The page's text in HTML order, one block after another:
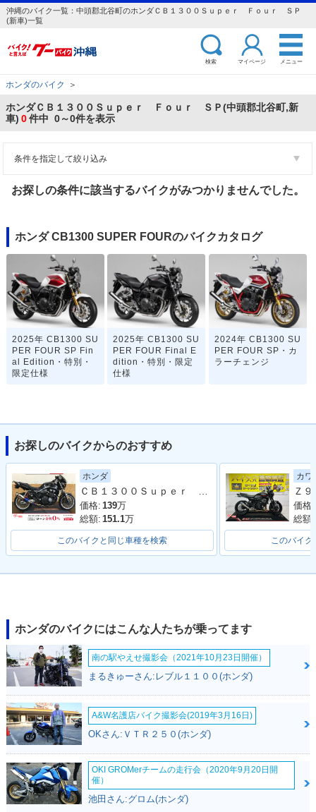
沖縄のバイク一覧：中頭郡北谷町のホンダＣＢ１３００Ｓｕｐｅｒ Ｆｏｕｒ ＳＰ
(新車)一覧
検索 マイページ メニュー
ホンダのバイク ＞
ホンダＣＢ１３００Ｓｕｐｅｒ Ｆｏｕｒ ＳＰ(中頭郡北谷町,新
車) 0件中 0～0件を表示
条件を指定して絞り込み
お探しの条件に該当するバイクがみつかりませんでした。
ホンダ CB1300 SUPER FOURのバイクカタログ
2025年 CB1300 SU
PER FOUR SP Fin
al Edition・特別・
限定仕様
2025年 CB1300 SU
PER FOUR Final E
dition・特別・限定
仕様
2024年 CB1300 SU
PER FOUR SP・カ
ラーチェンジ
2023年 CB1300 SU
PER FOUR・カラー
チェンジ
PER FOUR SP 30t
h Anniversary・特
別・限定仕様
2023年 CB1300 SU
PER FOUR SP・カ
ラーチェンジ
2021年 CB1300 SU
PER FOUR SP・マ
イナーチェンジ
2021年 CB1300 SU
PER FOUR・マイナ
2020年 CB1300 SU
PER FOUR SP・カ
2019年 CB1300 SU
PER FOUR SP・追
加
2019年 CB1300 SU
PER FOUR・カラー
チェンジ
2018年 CB1300 SU
PER FOUR・マイナ
ーチェンジ
お探しのバイクからのおすすめ
ホンダ
ＣＢ１３００Ｓｕｐｅｒ Ｆｏｕｒ ワイバーンフルエキＭＦ
価格: 139万
総額: 151.1万
このバイクと同じ車種を検索
カワ
価格:
総額:
このバイク
ホンダのバイクにはこんな人たちが乗ってます
南の駅やえせ撮影会（2021年10月23日開催）
まるきゅーさん:レブル１１００(ホンダ)
A&W名護店バイク撮影会(2019年3月16日)
OKさん:ＶＴＲ２５０(ホンダ)
OKI GROMerチームの走行会（2020年9月20日開
催）
池田さん:グロム(ホンダ)